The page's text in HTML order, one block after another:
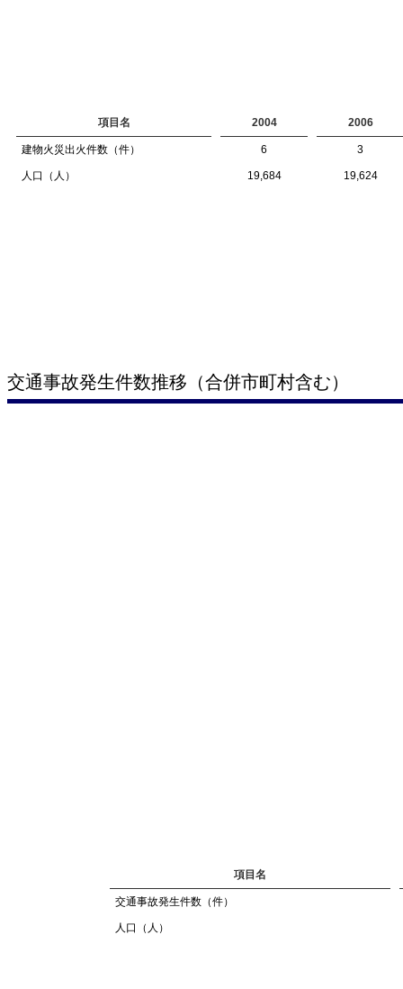
項目名 2004 2006
建物火災出火件数（件） 6 3
人口（人） 19,684 19,624
交通事故発生件数推移（合併市町村含む）
項目名
交通事故発生件数（件）
人口（人）